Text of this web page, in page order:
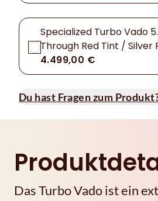
Specialized Turbo Vado
Through Red Tint / Silver
4.499,00 €
Du hast Fragen zum
Das Turbo Vado ist ein